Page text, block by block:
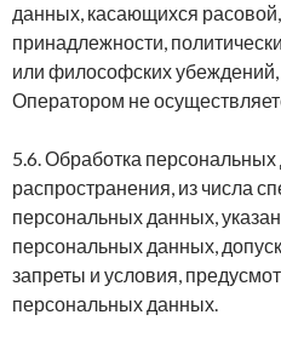
данных, касающихся
принадлежности,
или философских
Оператором не
5.6. Обработка
распространения, из числа
персональных данных,
персональных данных,
запреты и условия,
персональных данных.